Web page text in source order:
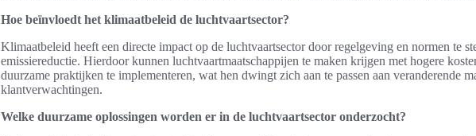
Hoe beïnvloedt het klimaatbeleid de luchtvaartsector?
Klimaatbeleid heeft een directe impact op de luchtvaartsector door regelgeving en normen te
emissiereductie. Hierdoor kunnen luchtvaartmaatschappijen te maken krijgen met hogere
duurzame praktijken te implementeren, wat hen dwingt zich aan te passen aan veranderende
klantverwachtingen.
Welke duurzame oplossingen worden er in de luchtvaartsector onderzocht?